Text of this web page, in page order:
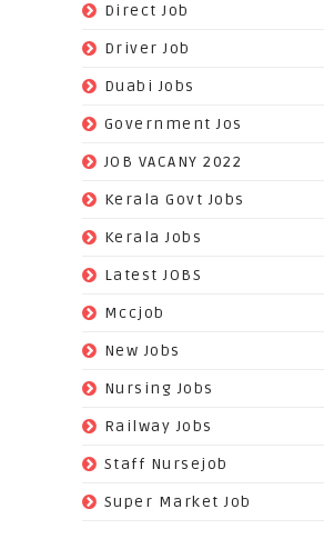
Direct Job
Driver Job
Duabi Jobs
Government Jos
JOB VACANY 2022
Kerala Govt Jobs
Kerala Jobs
Latest JOBS
Mccjob
New Jobs
Nursing Jobs
Railway Jobs
Staff Nursejob
Super Market Job